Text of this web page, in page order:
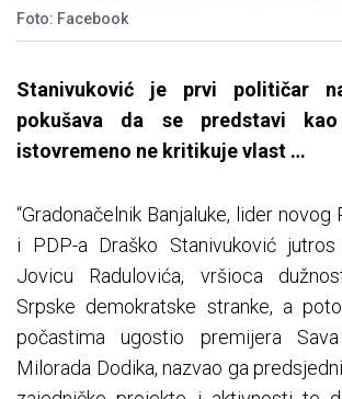
Foto: Facebook
Stanivuković je prvi političar
pokušava da se predstavi
istovremeno ne kritikuje vlast …
“Gradonačelnik Banjaluke, lider
i PDP-a Draško Stanivuković
Jovicu Radulovića, vršioca
Srpske demokratske stranke, a
počastima ugostio premijera
Milorada Dodika, nazvao ga